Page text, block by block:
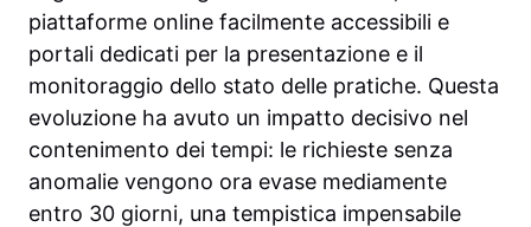
piattaforme online facilmente accessibili e
portali dedicati per la presentazione e il
monitoraggio dello stato delle pratiche. Questa
evoluzione ha avuto un impatto decisivo nel
contenimento dei tempi: le richieste senza
anomalie vengono ora evase mediamente
entro 30 giorni, una tempistica impensabile